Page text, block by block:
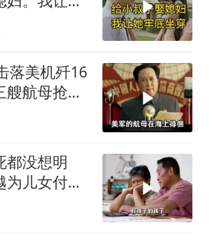
落美机歼16
艘航母抢尸
都没想明
为儿女付